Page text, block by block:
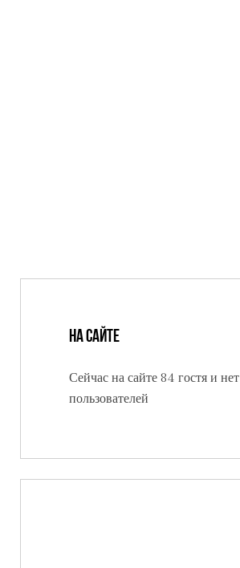
На сайте
Сейчас на сайте 84 гостя и нет
пользователей